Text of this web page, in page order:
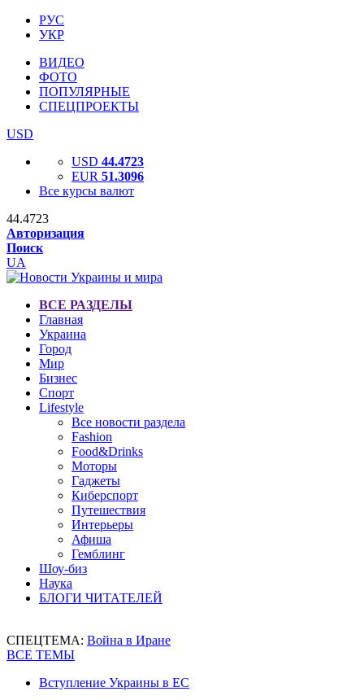
РУС
УКР
ВИДЕО
ФОТО
ПОПУЛЯРНЫЕ
СПЕЦПРОЕКТЫ
USD
USD 44.4723
EUR 51.3096
Все курсы валют
44.4723
Авторизация
Поиск
UA
ВСЕ РАЗДЕЛЫ
Главная
Украина
Город
Мир
Бизнес
Спорт
Lifestyle
Все новости раздела
Fashion
Food&Drinks
Моторы
Гаджеты
Киберспорт
Путешествия
Интерьеры
Афиша
Гемблинг
Шоу-биз
Наука
БЛОГИ ЧИТАТЕЛЕЙ
СПЕЦТЕМА: Война в Иране
ВСЕ ТЕМЫ
Вступление Украины в ЕС